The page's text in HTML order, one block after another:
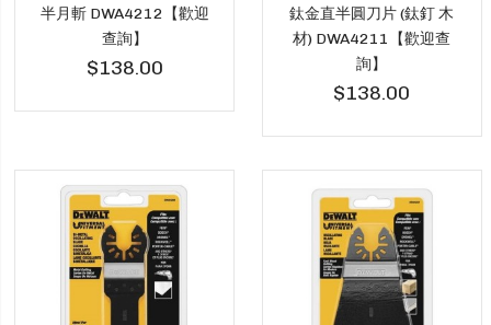
半月斬 DWA4212【歡迎
查詢】
$138.00
鈦金直半圓刀片 (鈦釘 木
材) DWA4211【歡迎查
詢】
$138.00